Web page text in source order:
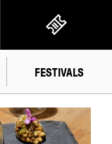
FESTIVALS